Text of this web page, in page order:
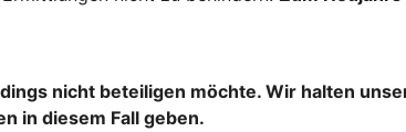
nicht beteiligen möchte. Wir halten
in diesem Fall geben.